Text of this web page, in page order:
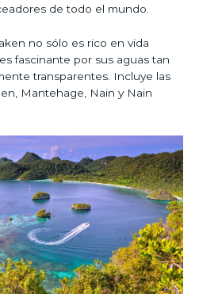
de todo el mundo.
no sólo es rico en vida
fascinante por sus aguas tan
transparentes. Incluye las
Mantehage, Nain y Nain